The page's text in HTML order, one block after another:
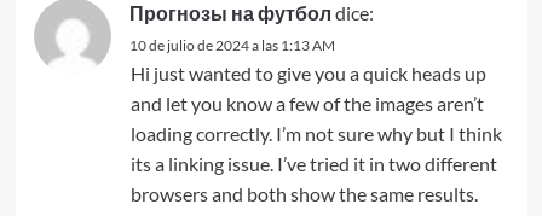
Прогнозы на футбол dice:
10 de julio de 2024 a las 1:13 AM
Hi just wanted to give you a quick heads up
and let you know a few of the images aren’t
loading correctly. I’m not sure why but I think
its a linking issue. I’ve tried it in two different
browsers and both show the same results.